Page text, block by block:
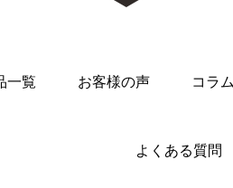
一覧 お客様の声 コラ
よくある質問